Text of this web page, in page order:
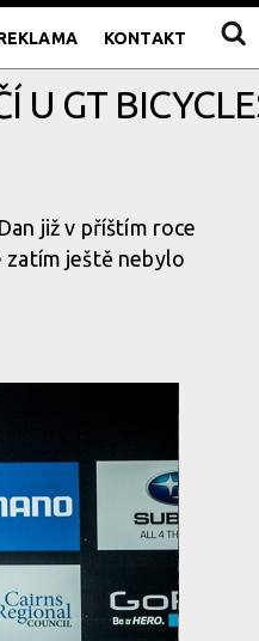
KONTAKT
U GT
již v příštím roce
zatím ještě nebylo